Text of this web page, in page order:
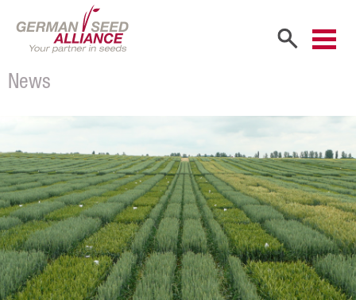
News
Firmenportrait
Gesellschafter
Vertriebspartner
Mitarbeiter
Karriere